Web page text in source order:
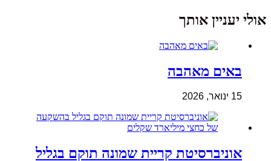
אולי יעניין אותך
באים מאהבה
15 ינואר, 2026
אוניברסיטת קריית שמונה תוקם בגליל